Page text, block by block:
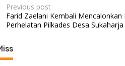
P
o
t
Previous post
Farid Zaelani Kembali Mencalonkan
Perhelatan Pilkades Desa Sukaharja